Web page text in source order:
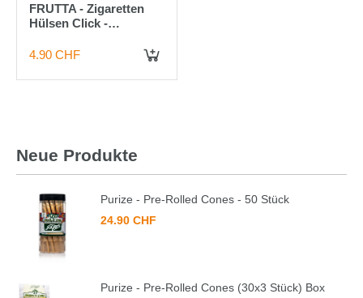
FRUTTA - Zigaretten
Hülsen Click -
4.90 CHF
Neue Produkte
Purize - Pre-Rolled Cones - 50 Stück
24.90 CHF
Purize - Pre-Rolled Cones (30x3 Stück) Box